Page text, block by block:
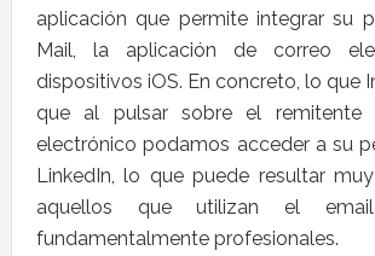
aplicación que permite integrar su
Mail, la aplicación de correo
dispositivos iOS. En concreto, lo que
que al pulsar sobre el remitente
electrónico podamos acceder a su
LinkedIn, lo que puede resultar
aquellos que utilizan el
fundamentalmente profesionales.